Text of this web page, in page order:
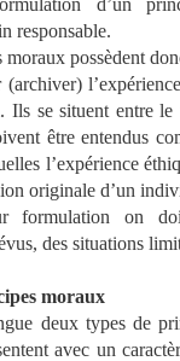
d’un
responsable.
moraux possèdent
Ils se situent entre
être entendus
l’expérience
originale d’un
formulation on
des situations
moraux
deux types de
avec un